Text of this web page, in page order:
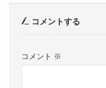
コメントする
コメント ※